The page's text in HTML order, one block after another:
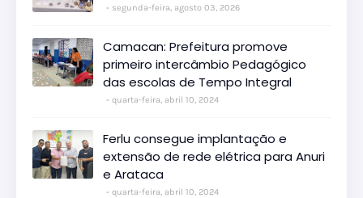
segunda-feira, agosto 03, 2026
Camacan: Prefeitura promove
primeiro intercâmbio Pedagógico
das escolas de Tempo Integral
quarta-feira, abril 10, 2024
Ferlu consegue implantação e
extensão de rede elétrica para Anuri
e Arataca
quarta-feira, abril 10, 2024